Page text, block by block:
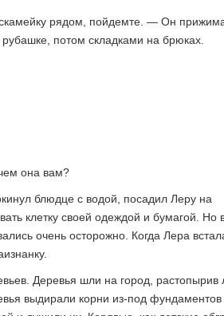
рядом, пойдемте. — Он
потом складками на брюках.
она вам?
блюдце с водой, посадил Леру на
клетку своей одеждой и бумагой. Но
очень осторожно. Когда Лера
Деревья шли на город, растопырив
выдирали корни из-под